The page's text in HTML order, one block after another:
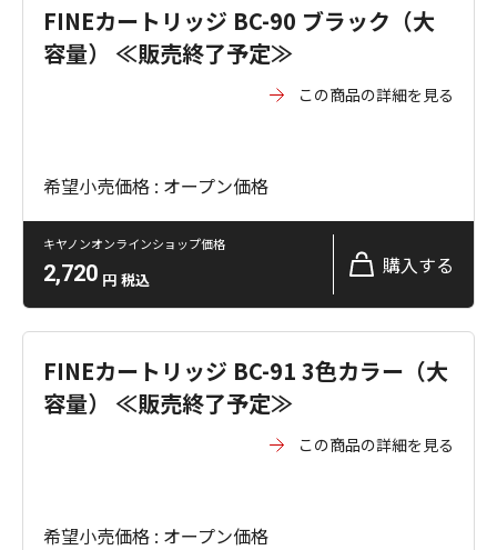
FINEカートリッジ BC-90 ブラック（大
容量） ≪販売終了予定≫
この商品の詳細を見る
希望小売価格 : オープン価格
キヤノンオンラインショップ価格
2,720 円 税込
購入する
FINEカートリッジ BC-91 3色カラー（大
容量） ≪販売終了予定≫
この商品の詳細を見る
希望小売価格 : オープン価格